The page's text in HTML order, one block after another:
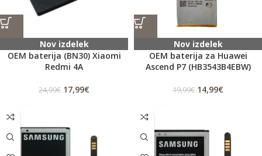
Nov izdelek
OEM baterija (BN30) Xiaomi
Redmi 4A
24,99€ 17,99€
Nov izdelek
OEM baterija za Huawei
Ascend P7 (HB3543B4EBW)
19,99€ 14,99€